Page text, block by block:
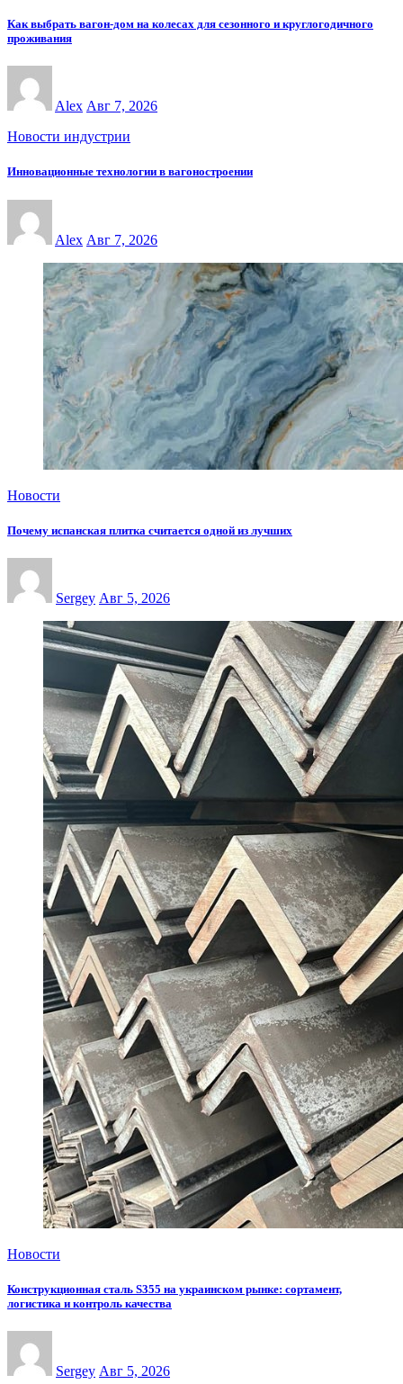
Как выбрать вагон-дом на колесах для сезонного и круглогодичного
проживания
Alex Авг 7, 2026
Новости индустрии
Инновационные технологии в вагоностроении
Alex Авг 7, 2026
Новости
Почему испанская плитка считается одной из лучших
Sergey Авг 5, 2026
Новости
Конструкционная сталь S355 на украинском рынке: сортамент,
логистика и контроль качества
Sergey Авг 5, 2026